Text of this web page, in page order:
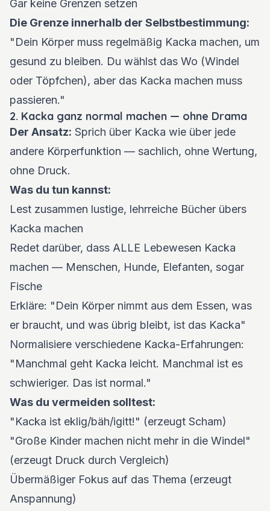
Gar keine Grenzen setzen
Die Grenze innerhalb der Selbstbestimmung:
"Dein Körper muss regelmäßig Kacka machen, um
gesund zu bleiben. Du wählst das Wo (Windel
oder Töpfchen), aber das Kacka machen muss
passieren."
2. Kacka ganz normal machen — ohne Drama
Der Ansatz: Sprich über Kacka wie über jede
andere Körperfunktion — sachlich, ohne Wertung,
ohne Druck.
Was du tun kannst:
Lest zusammen lustige, lehrreiche Bücher übers
Kacka machen
Redet darüber, dass ALLE Lebewesen Kacka
machen — Menschen, Hunde, Elefanten, sogar
Fische
Erkläre: "Dein Körper nimmt aus dem Essen, was
er braucht, und was übrig bleibt, ist das Kacka"
Normalisiere verschiedene Kacka-Erfahrungen:
"Manchmal geht Kacka leicht. Manchmal ist es
schwieriger. Das ist normal."
Was du vermeiden solltest:
"Kacka ist eklig/bäh/igitt!" (erzeugt Scham)
"Große Kinder machen nicht mehr in die Windel"
(erzeugt Druck durch Vergleich)
Übermäßiger Fokus auf das Thema (erzeugt
Anspannung)